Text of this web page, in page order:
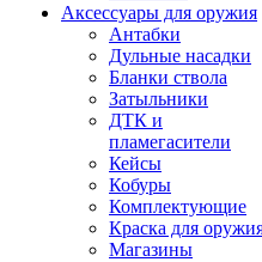
Аксессуары для оружия
Антабки
Дульные насадки
Бланки ствола
Затыльники
ДТК и
пламегасители
Кейсы
Кобуры
Комплектующие
Краска для
Магазины